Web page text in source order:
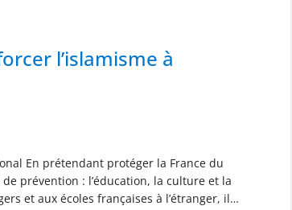
l’islamisme à
En prétendant protéger la France du
prévention : l’éducation, la culture et la
et aux écoles françaises à l’étranger, il